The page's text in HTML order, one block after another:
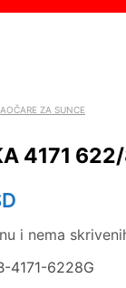
ZA SUNCE
4171
i nema
4171-6228G